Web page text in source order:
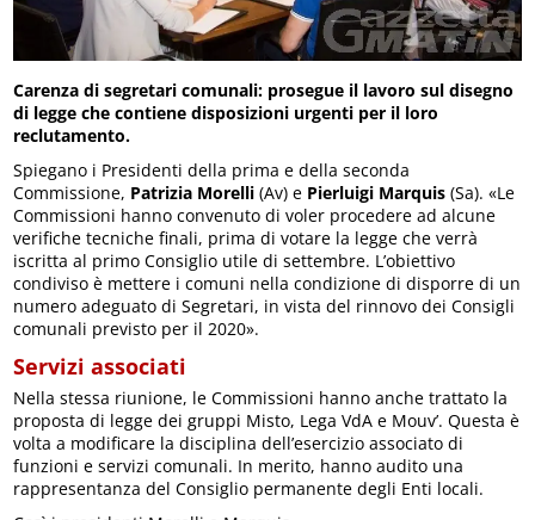
Carenza di segretari comunali: prosegue il lavoro sul disegno
di legge che contiene disposizioni urgenti per il loro
reclutamento.
Spiegano i Presidenti della prima e della seconda
Commissione, Patrizia Morelli (Av) e Pierluigi Marquis (Sa). «Le
Commissioni hanno convenuto di voler procedere ad alcune
verifiche tecniche finali, prima di votare la legge che verrà
iscritta al primo Consiglio utile di settembre. L’obiettivo
condiviso è mettere i comuni nella condizione di disporre di un
numero adeguato di Segretari, in vista del rinnovo dei Consigli
comunali previsto per il 2020».
Servizi associati
Nella stessa riunione, le Commissioni hanno anche trattato la
proposta di legge dei gruppi Misto, Lega VdA e Mouv’. Questa è
volta a modificare la disciplina dell’esercizio associato di
funzioni e servizi comunali. In merito, hanno audito una
rappresentanza del Consiglio permanente degli Enti locali.